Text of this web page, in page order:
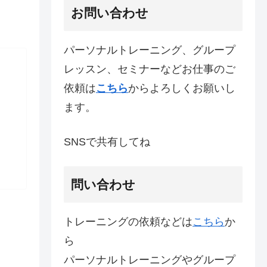
お問い合わせ
パーソナルトレーニング、グループ
レッスン、セミナーなどお仕事のご
依頼はこちらからよろしくお願いし
ます。
SNSで共有してね
問い合わせ
トレーニングの依頼などはこちら か
ら
パーソナルトレーニングやグループ